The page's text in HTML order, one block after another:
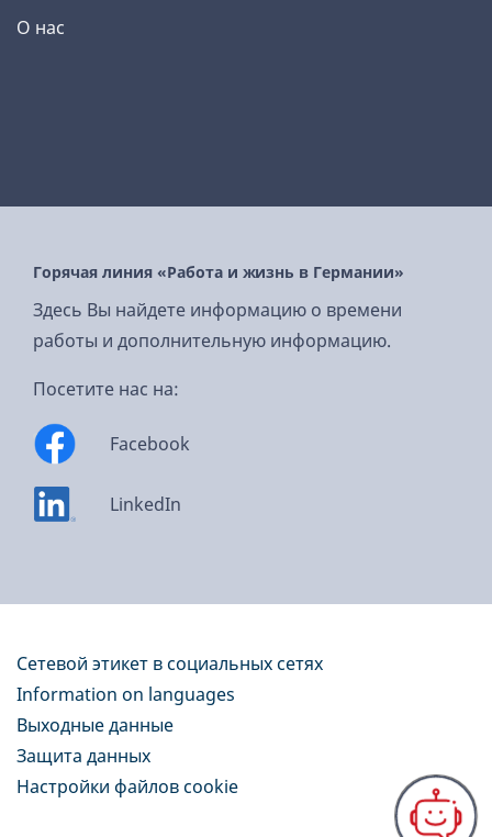
О нас
Горячая линия «Работа и жизнь в Германии»
Здесь Вы найдете информацию о времени
работы и дополнительную информацию.
Посетите нас на:
Facebook
LinkedIn
Сетевой этикет в социальных сетях
Information on languages
Выходные данные
Защита данных
Настройки файлов cookie